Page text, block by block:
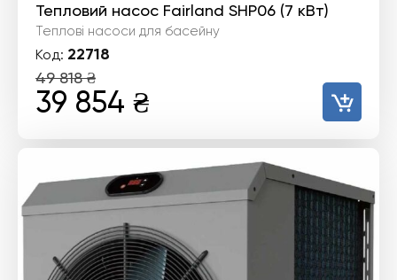
Тепловий насос Fairland SHP06 (7 кВт)
Теплові насоси для басейну
Код: 22718
49 818₴
Оригінальна
ціна:
818 ₴.
39 854 ₴
ціна:
39
854 ₴.